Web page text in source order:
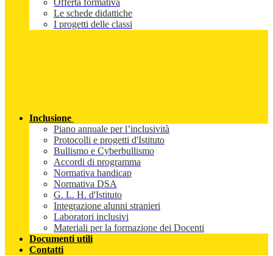
Offerta formativa
Le schede didattiche
I progetti delle classi
Inclusione
Piano annuale per l’inclusività
Protocolli e progetti d'Istituto
Bullismo e Cyberbullismo
Accordi di programma
Normativa handicap
Normativa DSA
G. L. H. d'Istituto
Integrazione alunni stranieri
Laboratori inclusivi
Materiali per la formazione dei Docenti
Documenti utili
Contatti